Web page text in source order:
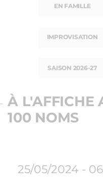
EN FAMILLE
IMPROVISATION
SAISON 2026-27
À L'AFFICHE
100 NOMS
25/05/2024 -